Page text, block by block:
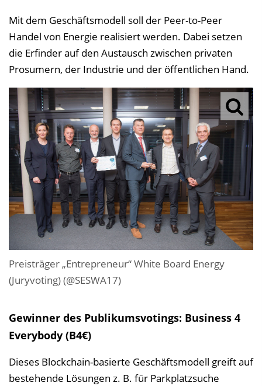
Mit dem Geschäftsmodell soll der Peer-to-Peer
Handel von Energie realisiert werden. Dabei setzen
die Erfinder auf den Austausch zwischen privaten
Prosumern, der Industrie und der öffentlichen Hand.
Preisträger „Entrepreneur“ White Board Energy
(Juryvoting) (@SESWA17)
Gewinner des Publikumsvotings: Business 4
Everybody (B4€)
Dieses Blockchain-basierte Geschäftsmodell greift auf
bestehende Lösungen z. B. für Parkplatzsuche